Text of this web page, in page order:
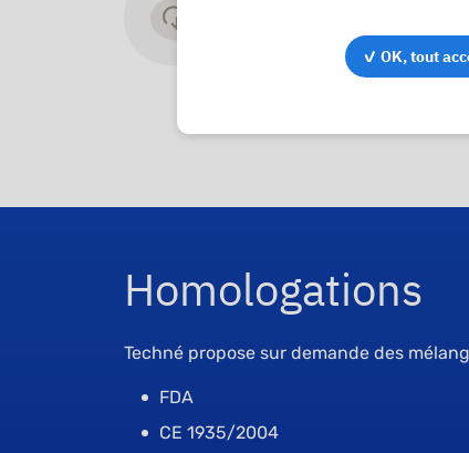
application/pdf - 285,55 KB
Homologations
Techné propose sur demande des
FDA
CE 1935/2004
✓ OK, tout